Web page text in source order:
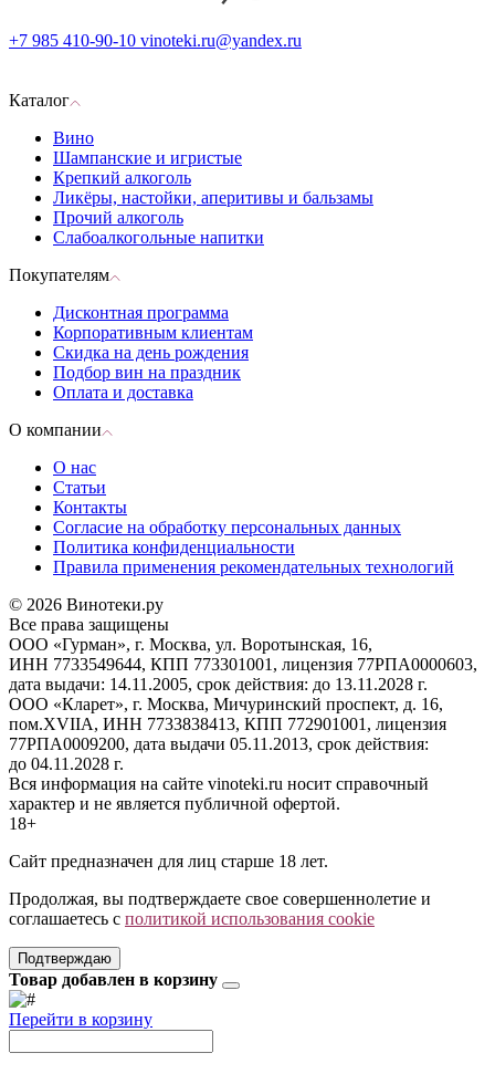
+7 985 410-90-10 vinoteki.ru@yandex.ru
Каталог
Вино
Шампанские и игристые
Крепкий алкоголь
Ликёры, настойки, аперитивы и бальзамы
Прочий алкоголь
Слабоалкогольные напитки
Покупателям
Дисконтная программа
Корпоративным клиентам
Скидка на день рождения
Подбор вин на праздник
Оплата и доставка
О компании
О нас
Статьи
Контакты
Согласие на обработку персональных данных
Политика конфиденциальности
Правила применения рекомендательных технологий
© 2026 Винотеки.ру
Все права защищены
ООО «Гурман», г. Москва, ул. Воротынская, 16,
ИНН 7733549644, КПП 773301001, лицензия 77РПА0000603,
дата выдачи: 14.11.2005, срок действия: до 13.11.2028 г.
ООО «Кларет», г. Москва, Мичуринский проспект, д. 16,
пом.XVIIA, ИНН 7733838413, КПП 772901001, лицензия
77РПА0009200, дата выдачи 05.11.2013, срок действия:
до 04.11.2028 г.
Вся информация на сайте vinoteki.ru носит справочный
характер и не является публичной офертой.
18+
Сайт предназначен для лиц старше 18 лет.
Продолжая, вы подтверждаете свое совершеннолетие и
соглашаетесь с политикой использования cookie
Подтверждаю
Товар добавлен в корзину
Перейти в корзину